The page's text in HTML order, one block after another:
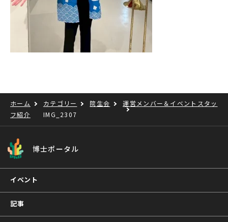
ホーム カテゴリー 院生会
運営メンバー＆イベントスタッ
フ紹介
IMG_2307
博士ポータル
イベント
記事